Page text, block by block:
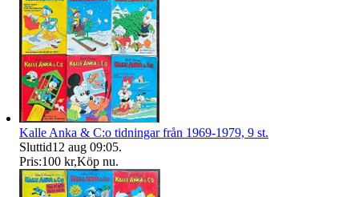
Kalle Anka & C:o tidningar från 1969-1979, 9 st.
Sluttid12 aug 09:05.
Pris:100 kr,Köp nu.